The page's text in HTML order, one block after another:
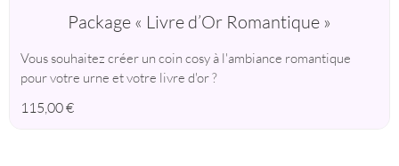
Package « Livre d’Or Romantique »
Vous souhaitez créer un coin cosy à l'ambiance romantique
pour votre urne et votre livre d'or ?
115,00€